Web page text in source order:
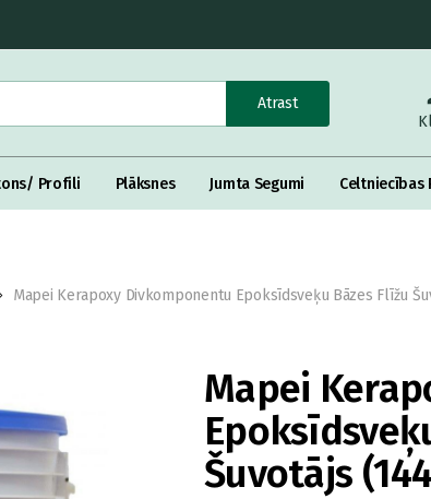
Atrast
Profili Plāksnes Jumta Segumi Celtniecības
Mapei Kerapoxy Divkomponentu Epoksīdsveķu Bāzes Flīžu
Mapei
Šuvotājs